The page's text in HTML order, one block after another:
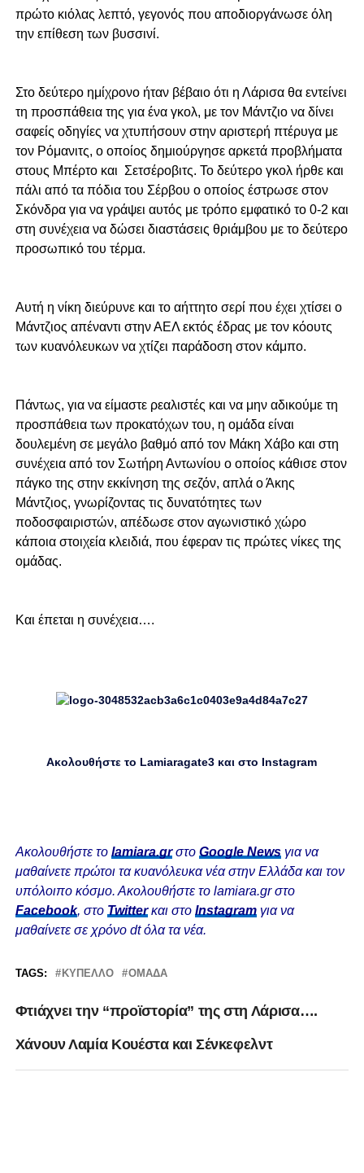
πρώτο κιόλας λεπτό, γεγονός που αποδιοργάνωσε όλη
την επίθεση των βυσσινί.
Στο δεύτερο ημίχρονο ήταν βέβαιο ότι η Λάρισα θα εντείνει
τη προσπάθεια της για ένα γκολ, με τον Μάντζιο να δίνει
σαφείς οδηγίες να χτυπήσουν στην αριστερή πτέρυγα με
τον Ρόμανιτς, ο οποίος δημιούργησε αρκετά προβλήματα
στους Μπέρτο και Σετσέροβιτς. Το δεύτερο γκολ ήρθε και
πάλι από τα πόδια του Σέρβου ο οποίος έστρωσε στον
Σκόνδρα για να γράψει αυτός με τρόπο εμφατικό το 0-2 και
στη συνέχεια να δώσει διαστάσεις θριάμβου με το δεύτερο
προσωπικό του τέρμα.
Αυτή η νίκη διεύρυνε και το αήττητο σερί που έχει χτίσει ο
Μάντζιος απέναντι στην ΑΕΛ εκτός έδρας με τον κόουτς
των κυανόλευκων να χτίζει παράδοση στον κάμπο.
Πάντως, για να είμαστε ρεαλιστές και να μην αδικούμε τη
προσπάθεια των προκατόχων του, η ομάδα είναι
δουλεμένη σε μεγάλο βαθμό από τον Μάκη Χάβο και στη
συνέχεια από τον Σωτήρη Αντωνίου ο οποίος κάθισε στον
πάγκο της στην εκκίνηση της σεζόν, απλά ο Άκης
Μάντζιος, γνωρίζοντας τις δυνατότητες των
ποδοσφαιριστών, απέδωσε στον αγωνιστικό χώρο
κάποια στοιχεία κλειδιά, που έφεραν τις πρώτες νίκες της
ομάδας.
Και έπεται η συνέχεια….
Ακολουθήστε το Lamiaragate3 και στο Instagram
Ακολουθήστε το lamiara.grστο Google Newsγια να
μαθαίνετε πρώτοι τα κυανόλευκα νέα στην Ελλάδα και τον
υπόλοιπο κόσμο. Ακολουθήστε το lamiara.gr στο
Facebook, στο Twitterκαι στο Instagram για να
μαθαίνετε σε χρόνο dt όλα τα νέα.
TAGS: ΚΎΠΕΛΛΟ ΟΜΆΔΑ
Φτιάχνει την “προϊστορία” της στη Λάρισα….
Χάνουν Λαμία Κουέστα και Σένκεφελντ